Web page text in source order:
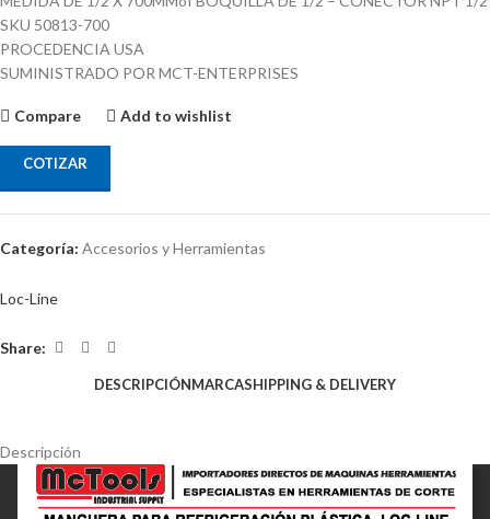
SKU 50813-700
PROCEDENCIA USA
SUMINISTRADO POR MCT-ENTERPRISES
Compare Add to wishlist
COTIZAR
Categoría: Accesorios y Herramientas
Loc-Line
Share:
DESCRIPCIÓNMARCASHIPPING & DELIVERY
Descripción